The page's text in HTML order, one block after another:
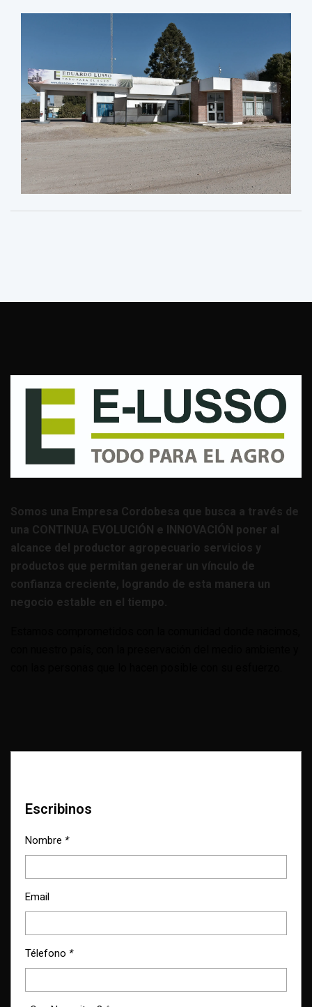
Somos una Empresa Cordobesa que busca a través de
una CONTINUA EVOLUCIÓN e INNOVACIÓN poner al
alcance del productor agropecuario servicios y
productos que permitan generar un vínculo de
confianza creciente, logrando de esta manera un
negocio estable en el tiempo.
Escribinos
Nombre *
Email
Télefono *